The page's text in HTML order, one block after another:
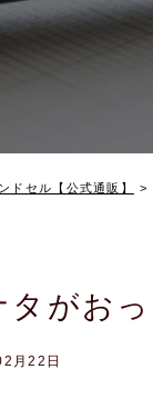
ドセル【公式通販】
タがお
月22日